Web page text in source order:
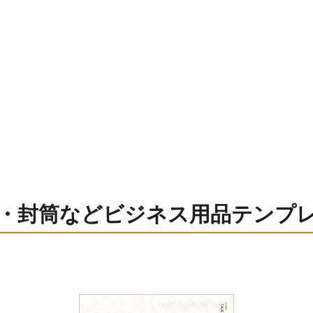
封筒などビジネス用品テンプ